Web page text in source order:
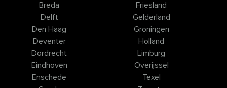
Breda
Delft
Den Haag
Deventer
Dordrecht
Eindhoven
Enschede
Friesland
Gelderland
Groningen
Holland
Limburg
Overijssel
Texel